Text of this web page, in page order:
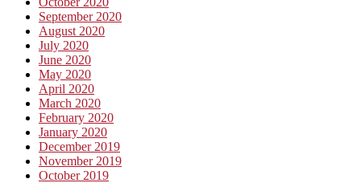
September 2020
August 2020
July 2020
June 2020
May 2020
April 2020
March 2020
February 2020
January 2020
December 2019
November 2019
October 2019